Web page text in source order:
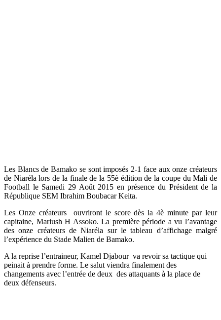
Les Blancs de Bamako se sont imposés 2-1 face aux onze créateurs
de Niaréla lors de la finale de la 55è édition de la coupe du Mali de
Football le Samedi 29 Août 2015 en présence du Président de la
République SEM Ibrahim Boubacar Keita.
Les Onze créateurs ouvriront le score dès la 4è minute par leur
capitaine, Mariush H Assoko. La première période a vu l’avantage
des onze créateurs de Niaréla sur le tableau d’affichage malgré
l’expérience du Stade Malien de Bamako.
A la reprise l’entraineur, Kamel Djabour va revoir sa tactique qui
peinait à prendre forme. Le salut viendra finalement des
changements avec l’entrée de deux des attaquants à la place de
deux défenseurs.